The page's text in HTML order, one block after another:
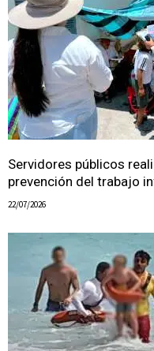
Servidores públicos
prevención del trabajo
22/07/2026